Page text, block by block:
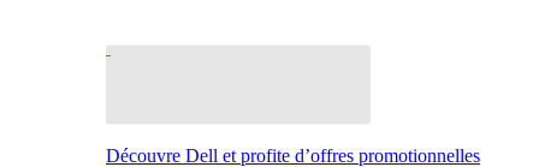
Découvre Dell et profite d’offres promotionnelles